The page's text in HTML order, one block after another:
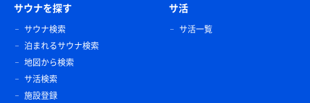
サウナを探す
サウナ検索
泊まれるサウナ検索
地図から検索
サ活検索
施設登録
サ活
サ活一覧